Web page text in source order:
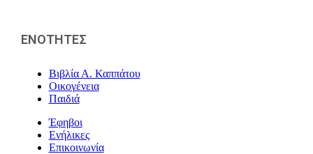
ΕΝΟΤΗΤΕΣ
Βιβλία Α. Καππάτου
Οικογένεια
Παιδιά
Έφηβοι
Ενήλικες
Επικοινωνία